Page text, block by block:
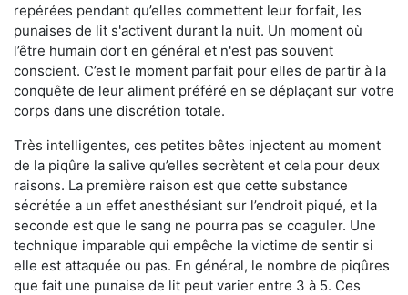
repérées pendant qu’elles commettent leur forfait, les
punaises de lit s'activent durant la nuit. Un moment où
l’être humain dort en général et n'est pas souvent
conscient. C’est le moment parfait pour elles de partir à la
conquête de leur aliment préféré en se déplaçant sur votre
corps dans une discrétion totale.
Très intelligentes, ces petites bêtes injectent au moment
de la piqûre la salive qu’elles secrètent et cela pour deux
raisons. La première raison est que cette substance
sécrétée a un effet anesthésiant sur l’endroit piqué, et la
seconde est que le sang ne pourra pas se coaguler. Une
technique imparable qui empêche la victime de sentir si
elle est attaquée ou pas. En général, le nombre de piqûres
que fait une punaise de lit peut varier entre 3 à 5. Ces